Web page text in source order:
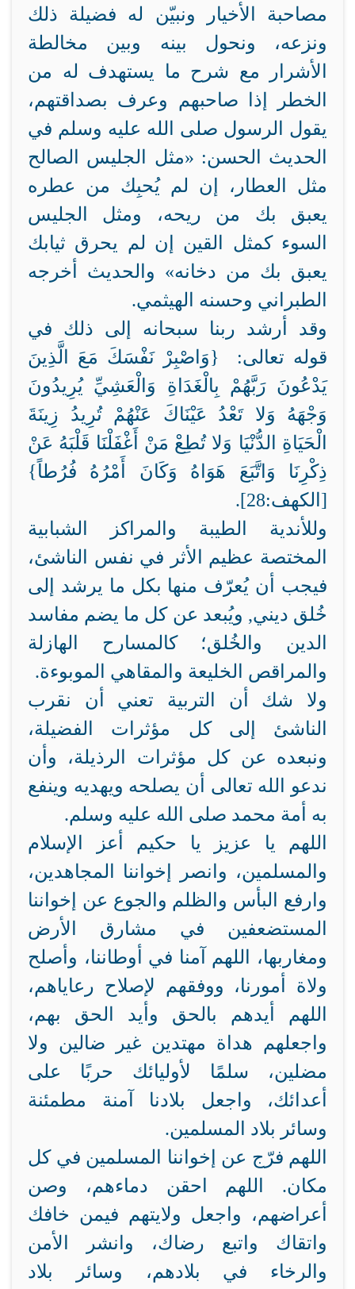
مصاحبة الأخيار ونبيّن له فضيلة ذلك
ونزعه، ونحول بينه وبين مخالطة
الأشرار مع شرح ما يستهدف له من
الخطر إذا صاحبهم وعرف بصداقتهم،
يقول الرسول صلى الله عليه وسلم في
الحديث الحسن: «مثل الجليس الصالح
مثل العطار، إن لم يُحبِك من عطره
يعبق بك من ريحه، ومثل الجليس
السوء كمثل القين إن لم يحرق ثيابك
يعبق بك من دخانه» والحديث أخرجه
الطبراني وحسنه الهيثمي.
وقد أرشد ربنا سبحانه إلى ذلك في
قوله تعالى: {وَاصْبِرْ نَفْسَكَ مَعَ الَّذِينَ
يَدْعُونَ رَبَّهُمْ بِالْغَدَاةِ وَالْعَشِيِّ يُرِيدُونَ
وَجْهَهُ وَلا تَعْدُ عَيْنَاكَ عَنْهُمْ تُرِيدُ زِينَةَ
الْحَيَاةِ الدُّنْيَا وَلا تُطِعْ مَنْ أَغْفَلْنَا قَلْبَهُ عَنْ
ذِكْرِنَا وَاتَّبَعَ هَوَاهُ وَكَانَ أَمْرُهُ فُرُطاً}
[الكهف:28].
وللأندية الطيبة والمراكز الشبابية
المختصة عظيم الأثر في نفس الناشئ،
فيجب أن يُعرّف منها بكل ما يرشد إلى
خُلق ديني, ويُبعد عن كل ما يضم مفاسد
الدين والخُلق؛ كالمسارح الهازلة
والمراقص الخليعة والمقاهي الموبوءة.
ولا شك أن التربية تعني أن نقرب
الناشئ إلى كل مؤثرات الفضيلة،
ونبعده عن كل مؤثرات الرذيلة، وأن
ندعو الله تعالى أن يصلحه ويهديه وينفع
به أمة محمد صلى الله عليه وسلم.
اللهم يا عزيز يا حكيم أعز الإسلام
والمسلمين، وانصر إخواننا المجاهدين،
وارفع البأس والظلم والجوع عن إخواننا
المستضعفين في مشارق الأرض
ومغاربها، اللهم آمنا في أوطاننا، وأصلح
ولاة أمورنا، ووفقهم لإصلاح رعاياهم،
اللهم أيدهم بالحق وأيد الحق بهم،
واجعلهم هداة مهتدين غير ضالين ولا
مضلين، سلمًا لأوليائك حربًا على
أعدائك، واجعل بلادنا آمنة مطمئنة
وسائر بلاد المسلمين.
اللهم فرّج عن إخواننا المسلمين في كل
مكان. اللهم احقن دماءهم، وصن
أعراضهم، واجعل ولايتهم فيمن خافك
واتقاك واتبع رضاك، وانشر الأمن
والرخاء في بلادهم، وسائر بلاد